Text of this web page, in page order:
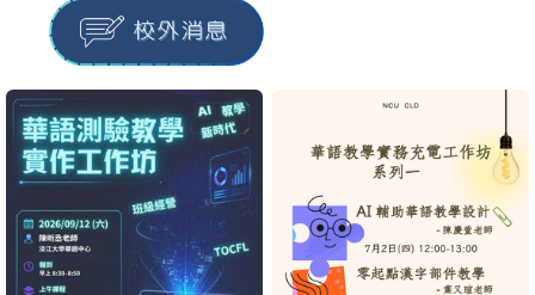
【轉知】國立臺中教育大學語
文教育學系訂於116年6月11日
（五）舉辦「2027第九屆全球
華語文教育論壇」。
2026-06-25